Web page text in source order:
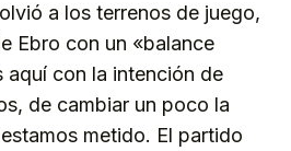
a los terrenos de juego,
Ebro con un «balance
aquí con la intención de
de cambiar un poco la
metido. El partido